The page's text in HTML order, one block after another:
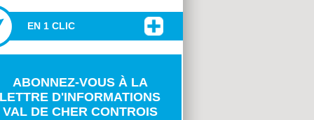
EN 1 CLIC
ABONNEZ-VOUS À LA
LETTRE D'INFORMATIONS
VAL DE CHER CONTROIS